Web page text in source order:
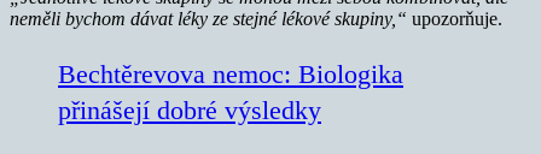
neměli bychom dávat léky ze stejné lékové skupiny,“ upozorňuje.
Bechtěrevova nemoc: Biologika
přinášejí dobré výsledky